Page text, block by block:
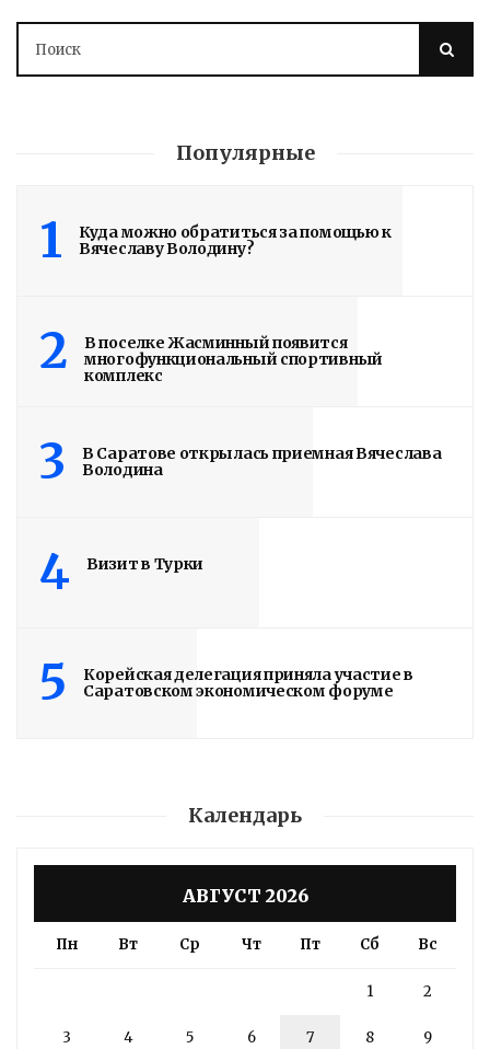
Популярные
1
Куда можно обратиться за помощью к
Вячеславу Володину?
2
В поселке Жасминный появится
многофункциональный спортивный
комплекс
3
В Саратове открылась приемная Вячеслава
Володина
4 Визит в Турки
5
Корейская делегация приняла участие в
Саратовском экономическом форуме
Календарь
АВГУСТ 2026
Пн Вт Ср Чт Пт Сб Вс
1 2
3 4 5 6 7 8 9
Володин о СПАСЕНИИ
радиоэлектроники
им. Яблочкова СГУ
Здание построено в 1900 году